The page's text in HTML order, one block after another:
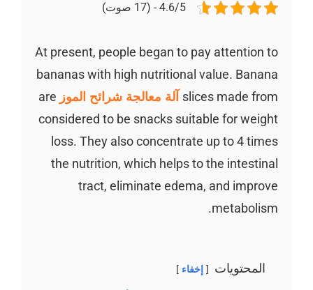
4.6/5 - (17 صوت)
At present, people began to pay attention to
bananas with high nutritional value. Banana
slices made from آلة معالجة شرائح الموزare
considered to be snacks suitable for weight
loss. They also concentrate up to 4 times
the nutrition, which helps to the intestinal
tract, eliminate edema, and improve
metabolism.
المحتويات إخفاء